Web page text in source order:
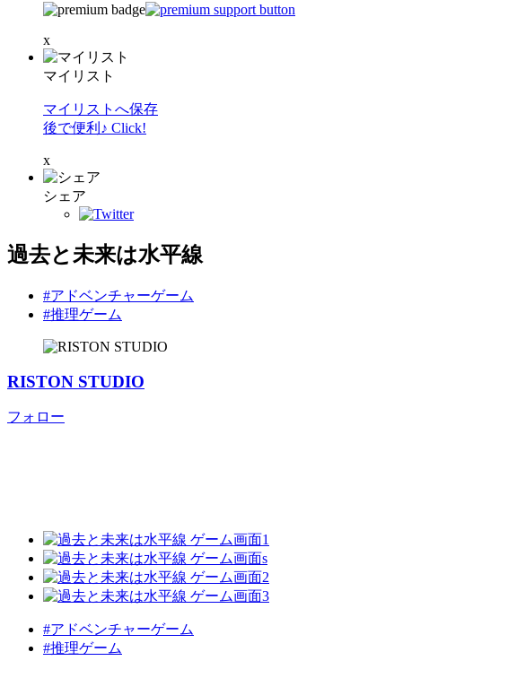
x
マイリスト
マイリストへ保存
後で便利♪ Click!
x
シェア
過去と未来は水平線
#アドベンチャーゲーム
#推理ゲーム
RISTON STUDIO
フォロー
#アドベンチャーゲーム
#推理ゲーム